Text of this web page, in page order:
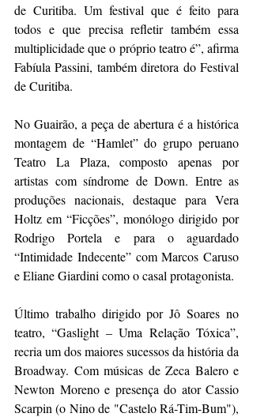
de Curitiba. Um festival que é feito para
todos e que precisa refletir também essa
multiplicidade que o próprio teatro é”, afirma
Fabíula Passini, também diretora do Festival
de Curitiba.
No Guairão, a peça de abertura é a histórica
montagem de “Hamlet” do grupo peruano
Teatro La Plaza, composto apenas por
artistas com síndrome de Down. Entre as
produções nacionais, destaque para Vera
Holtz em “Ficções”, monólogo dirigido por
Rodrigo Portela e para o aguardado
“Intimidade Indecente” com Marcos Caruso
e Eliane Giardini como o casal protagonista.
Último trabalho dirigido por Jô Soares no
teatro, “Gaslight – Uma Relação Tóxica”,
recria um dos maiores sucessos da história da
Broadway. Com músicas de Zeca Balero e
Newton Moreno e presença do ator Cassio
Scarpin (o Nino de "Castelo Rá-Tim-Bum"),